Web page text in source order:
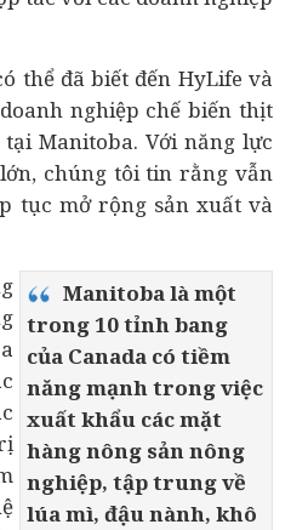
thể đã biết đến HyLife và
nghiệp chế biến thịt
Manitoba. Với năng lực
chúng tôi tin rằng vẫn
tục mở rộng sản xuất và
Manitoba là một
trong 10 tỉnh bang
của Canada có tiềm
năng mạnh trong việc
xuất khẩu các mặt
hàng nông sản nông
nghiệp, tập trung về
lúa mì, đậu nành, khô